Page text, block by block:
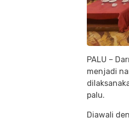
PALU –
menjadi
palu.
Diawali